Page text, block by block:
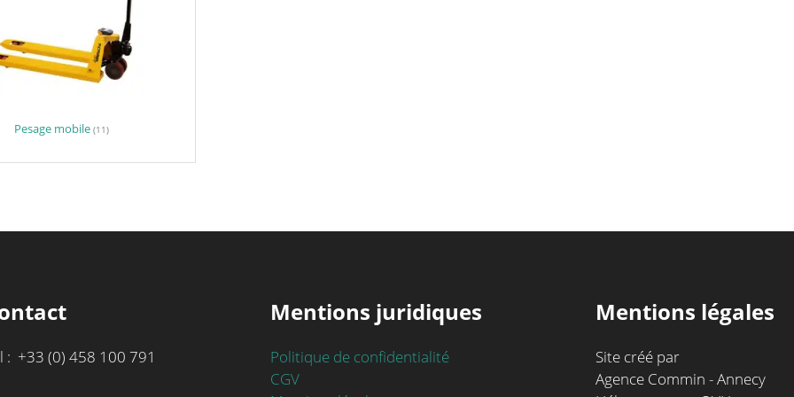
Pesage mobile(11)
: +33 (0) 458 100 791
Mentions juridiques
Politique de confidentialité
CGV
Mentions légales
Site créé par
Agence Commin - Annecy